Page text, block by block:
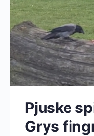
Pjuske
Grys